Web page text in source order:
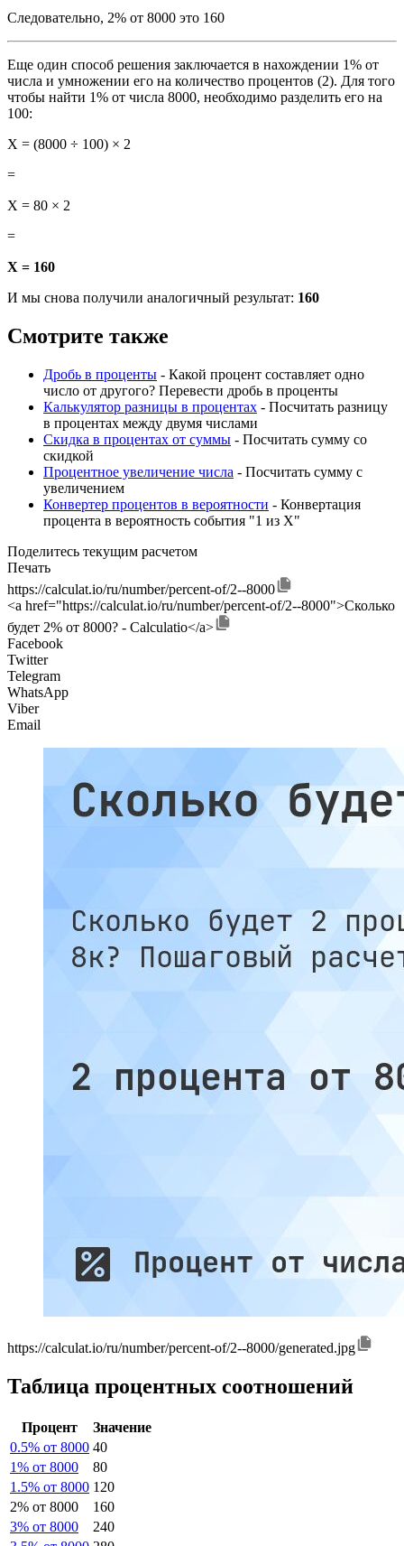
Следовательно, 2% от 8000 это 160
Еще один способ решения заключается в нахождении 1% от
числа и умножении его на количество процентов (2). Для того
чтобы найти 1% от числа 8000, необходимо разделить его на
100:
X = (8000 ÷ 100) × 2
=
X = 80 × 2
=
X = 160
И мы снова получили аналогичный результат: 160
Смотрите также
Дробь в проценты - Какой процент составляет одно
число от другого? Перевести дробь в проценты
Калькулятор разницы в процентах - Посчитать разницу
в процентах между двумя числами
Скидка в процентах от суммы - Посчитать сумму со
скидкой
Процентное увеличение числа - Посчитать сумму с
увеличением
Конвертер процентов в вероятности - Конвертация
процента в вероятность события "1 из X"
Поделитесь текущим расчетом
Печать
https://calculat.io/ru/number/percent-of/2--8000
<a href="https://calculat.io/ru/number/percent-of/2--8000">Сколько
будет 2% от 8000? - Calculatio</a>
Facebook
Twitter
Telegram
WhatsApp
Viber
Email
https://calculat.io/ru/number/percent-of/2--8000/generated.jpg
Таблица процентных соотношений
Процент
Значение
0.5% от 8000 40
1% от 8000
80
1.5% от 8000 120
2% от 8000
160
3% от 8000
240